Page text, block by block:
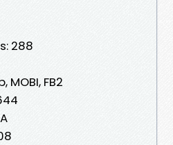
288
MOBI, FB2